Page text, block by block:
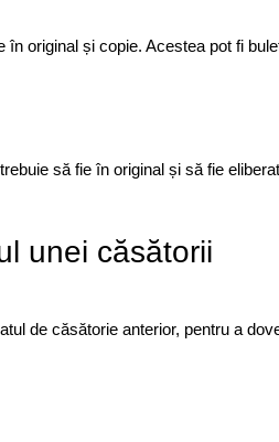
original și copie. Acestea pot fi
să fie în original și să fie
unei căsătorii
de căsătorie anterior, pentru a